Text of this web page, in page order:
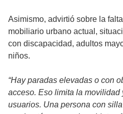
Asimismo, advirtió sobre la
mobiliario urbano actual,
con discapacidad, adultos
niños.
“Hay paradas elevadas o con
acceso. Eso limita la movilidad
usuarios. Una persona con